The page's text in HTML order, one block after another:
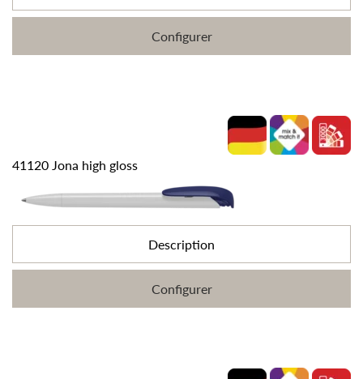
Configurer
41120 Jona high gloss
Description
Configurer